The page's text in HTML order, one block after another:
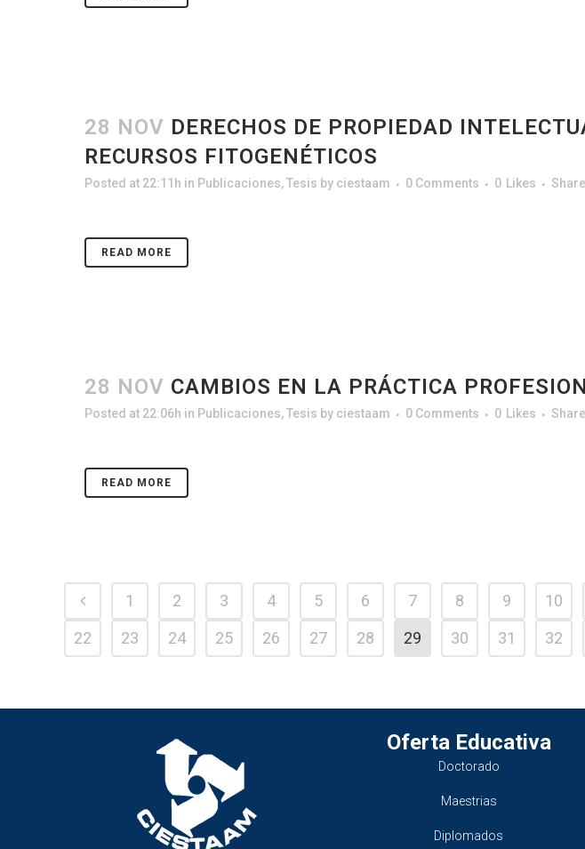
28 NOV DERECHOS DE PROPIEDAD
RECURSOS FITOGENÉTICOS
Posted at 22:11h in Publicaciones,Tesis by ciestaam 0 Comments 0 Likes Share
READ MORE
28 NOV CAMBIOS EN LA PRÁCTICA
Posted at 22:06h in Publicaciones,Tesis by ciestaam 0 Comments 0 Likes Share
READ MORE
1 2 3 4 5 6 7 8 9 10
22
23 24 25 26 27 28 29 30 31 32
Oferta Educativa
Doctorado
Maestrias
Diplomados